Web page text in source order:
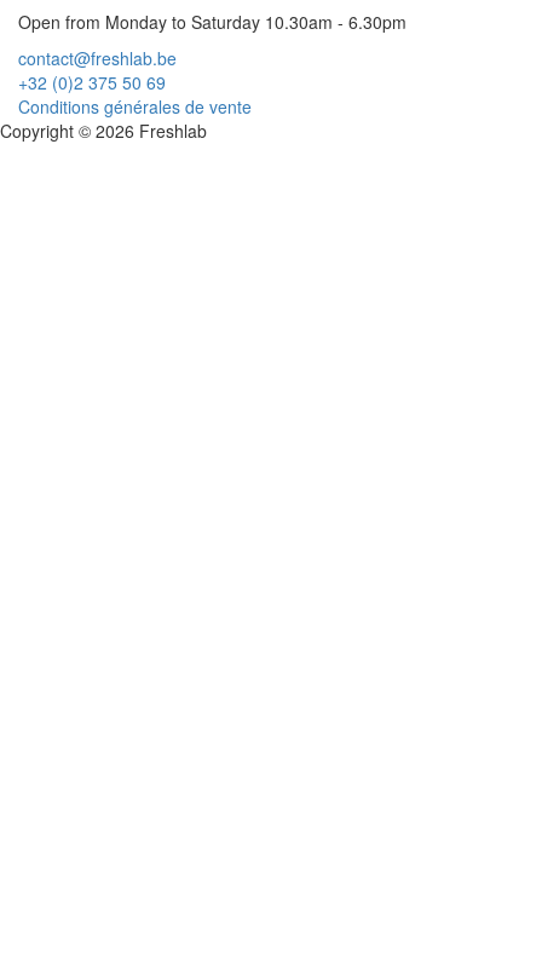
Open from Monday to Saturday 10.30am - 6.30pm
contact@freshlab.be
+32 (0)2 375 50 69
Conditions générales de vente
Copyright © 2026 Freshlab